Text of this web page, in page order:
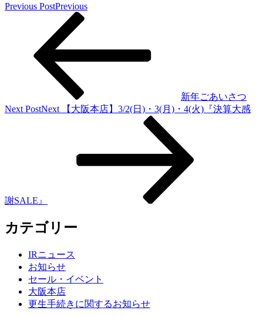
Previous PostPrevious
新年ごあいさつ
Next PostNext 【大阪本店】3/2(日)・3(月)・4(火)『決算大感
謝SALE』
カテゴリー
IRニュース
お知らせ
セール・イベント
大阪本店
更生手続きに関するお知らせ